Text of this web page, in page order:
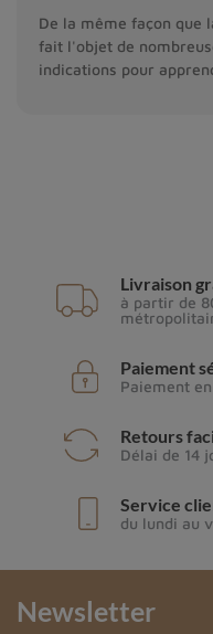
De la même façon que
fait l'objet de
indications pour
Livraison
à partir de
Paiement
Paiement
Retours
Délai de 14
Service
du lundi au
Newsletter